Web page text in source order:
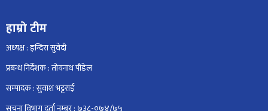
हाम्रो टीम
अध्यक्ष : इन्दिरा सुवेदी
प्रबन्ध निर्देशक : तोयनाथ पौडेल
सम्पादक : सुवाश भट्टराई